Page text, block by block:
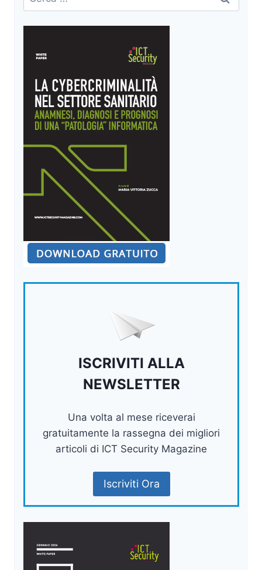
DELLA
RESILIENZA
CONTEMPORANEA
per:
ISCRIVITI ALLA
NEWSLETTER
Una volta al mese riceverai
gratuitamente la rassegna dei migliori
articoli di ICT Security Magazine
Iscriviti Ora